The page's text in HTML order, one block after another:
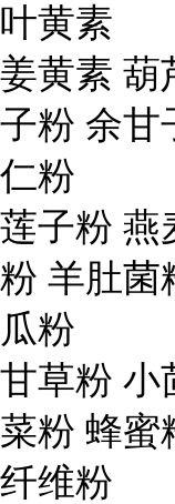
叶黄素
姜黄素 葫
子粉 余甘
仁粉
莲子粉 燕
粉 羊肚菌
瓜粉
甘草粉 小
菜粉 蜂蜜
纤维粉